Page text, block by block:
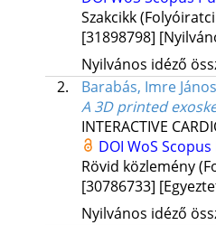
Szakcikk
[31898798]
Nyilvános idéző
2.
Barabás, Imre
A 3D printed
INTERACTIVE
DOI WoS Scopus
Rövid közlemény
[30786733]
Nyilvános idéző